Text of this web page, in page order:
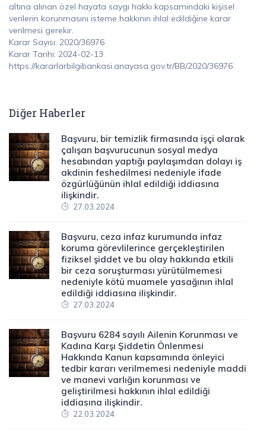
altına alınan özel hayata saygı hakkı kapsamındaki kişisel
verilerin korunmasını isteme hakkının ihlal edildiğine karar
verilmesi gerekir.
Karar Sayısı: 2020/36976
Karar Tarihi: 2024-02-13
https://kararlarbilgibankasi.anayasa.gov.tr/BB/2020/36976
Diğer Haberler
Başvuru, bir temizlik firmasında işçi olarak
çalışan başvurucunun sosyal medya
hesabından yaptığı paylaşımdan dolayı iş
akdinin feshedilmesi nedeniyle ifade
özgürlüğünün ihlal edildiği iddiasına
ilişkindir.
27.03.2024
Başvuru, ceza infaz kurumunda infaz
koruma görevlilerince gerçekleştirilen
fiziksel şiddet ve bu olay hakkında etkili
bir ceza soruşturması yürütülmemesi
nedeniyle kötü muamele yasağının ihlal
edildiği iddiasına ilişkindir.
27.03.2024
Başvuru 6284 sayılı Ailenin Korunması ve
Kadına Karşı Şiddetin Önlenmesi
Hakkında Kanun kapsamında önleyici
tedbir kararı verilmemesi nedeniyle maddi
ve manevi varlığın korunması ve
geliştirilmesi hakkının ihlal edildiği
iddiasına ilişkindir.
22.03.2024